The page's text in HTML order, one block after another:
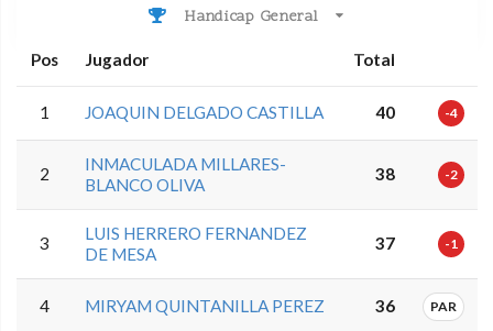
Handicap General
Pos Jugador Total
1 JOAQUIN DELGADO CASTILLA 40 -4
2
INMACULADA MILLARES-
BLANCO OLIVA
38 -2
3
LUIS HERRERO FERNANDEZ
DE MESA
37 -1
4 MIRYAM QUINTANILLA PEREZ 36 PAR